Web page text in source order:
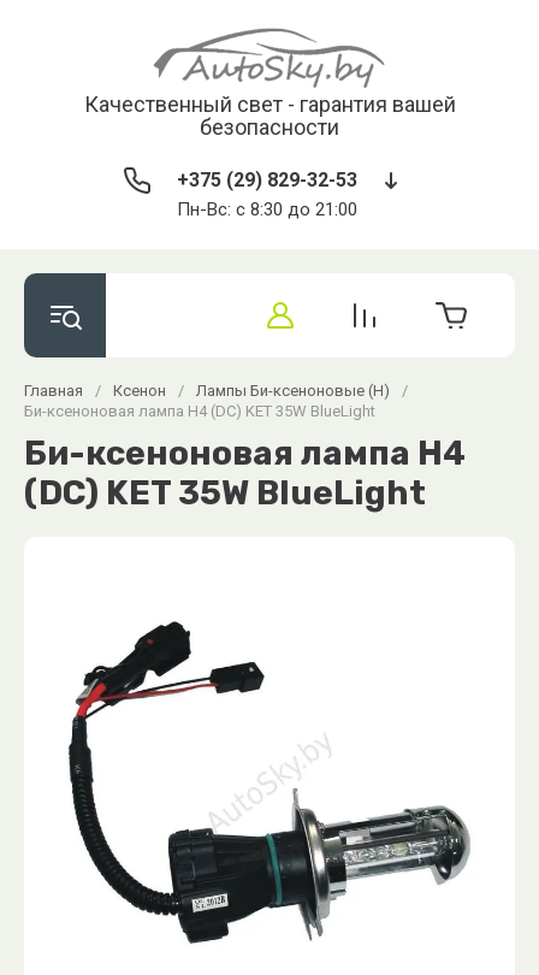
Качественный свет - гарантия вашей
безопасности
+375 (29) 829-32-53
Пн-Вс: с 8:30 до 21:00
Главная / Ксенон / Лампы Би-ксеноновые (H)
/
Би-ксеноновая лампа H4 (DC) KET 35W BlueLight
Би-ксеноновая лампа H4
(DC) KET 35W BlueLight